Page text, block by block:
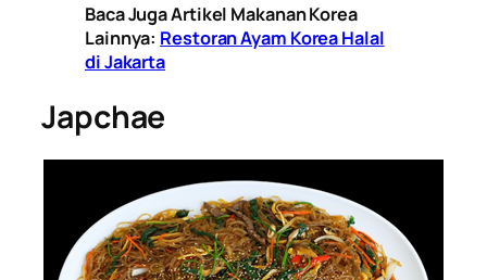
Baca Juga Artikel Makanan Korea
Lainnya: Restoran Ayam Korea Halal
di Jakarta
Japchae